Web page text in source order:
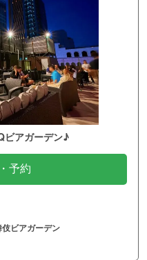
ビアガーデン♪
予約
ビアガーデン